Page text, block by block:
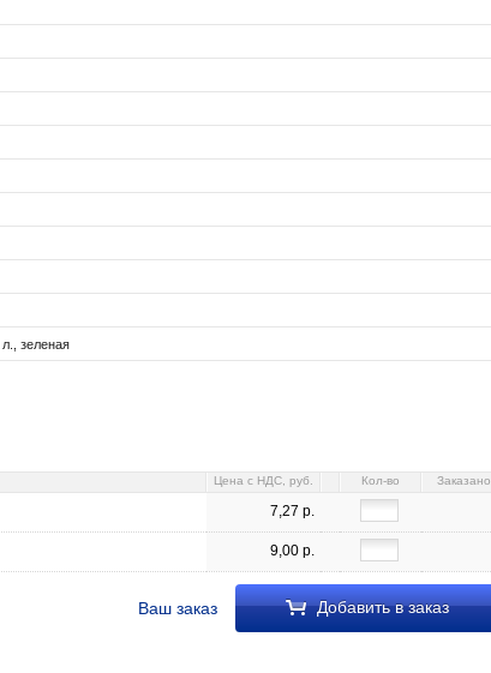
зеленая
Цена c НДС, руб. Кол-во Заказано
7,27 р.
9,00 р.
Ваш заказ Добавить в заказ